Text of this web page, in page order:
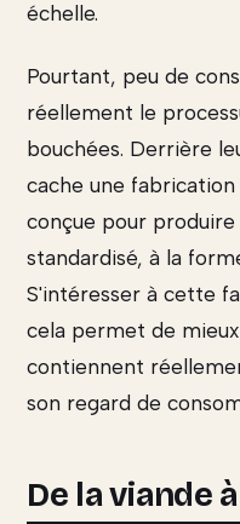
échelle.
Pourtant, peu de
réellement le
bouchées. Derrière
cache une
conçue pour
standardisé, à la
S'intéresser à cette
cela permet de
contiennent
son regard de
De la viande